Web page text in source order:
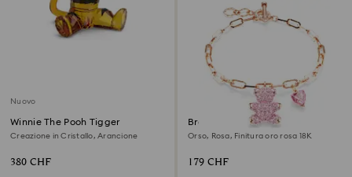
Nuovo
Winnie The Pooh Tigger
Creazione in Cristallo, Arancione
380 CHF
Braccialetto Teddy
Orso, Rosa, Finitura oro rosa 18K
179 CHF